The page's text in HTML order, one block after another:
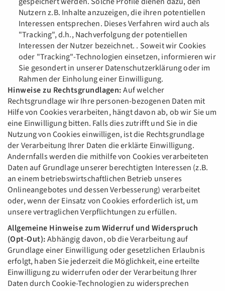
Nutzern z.B. Inhalte anzuzeigen, die ihren potentiellen
Interessen entsprechen. Dieses Verfahren wird auch als
"Tracking", d.h., Nachverfolgung der potentiellen
Interessen der Nutzer bezeichnet. . Soweit wir Cookies
oder "Tracking"-Technologien einsetzen, informieren wir
Sie gesondert in unserer Datenschutzerklärung oder im
Rahmen der Einholung einer Einwilligung.
Hinweise zu Rechtsgrundlagen:Auf welcher
Rechtsgrundlage wir Ihre personen-bezogenen Daten mit
Hilfe von Cookies verarbeiten, hängt davon ab, ob wir Sie um
eine Einwilligung bitten. Falls dies zutrifft und Sie in die
Nutzung von Cookies einwilligen, ist die Rechtsgrundlage
der Verarbeitung Ihrer Daten die erklärte Einwilligung.
Andernfalls werden die mithilfe von Cookies verarbeiteten
Daten auf Grundlage unserer berechtigten Interessen (z.B.
an einem betriebswirtschaftlichen Betrieb unseres
Onlineangebotes und dessen Verbesserung) verarbeitet
oder, wenn der Einsatz von Cookies erforderlich ist, um
unsere vertraglichen Verpflichtungen zu erfüllen.
Allgemeine Hinweise zum Widerruf und Widerspruch
(Opt-Out):Abhängig davon, ob die Verarbeitung auf
Grundlage einer Einwilligung oder gesetzlichen Erlaubnis
erfolgt, haben Sie jederzeit die Möglichkeit, eine erteilte
Einwilligung zu widerrufen oder der Verarbeitung Ihrer
Daten durch Cookie-Technologien zu widersprechen